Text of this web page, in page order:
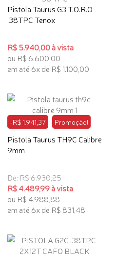
Pistola Taurus G3 T.O.R.O
.38TPC Tenox
R$ 5.940,00 à vista
ou R$ 6.600,00
em até 6x de R$ 1.100,00
-R$ 1.941,37 Promoção!
Pistola Taurus TH9C Calibre
9mm
De: R$ 6.930,25
R$ 4.489,99 à vista
ou R$ 4.988,88
em até 6x de R$ 831,48